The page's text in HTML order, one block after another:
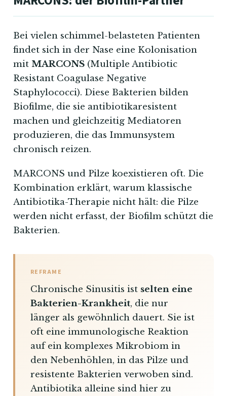
Bei vielen schimmel-belasteten Patienten
findet sich in der Nase eine Kolonisation
mit MARCONS (Multiple Antibiotic
Resistant Coagulase Negative
Staphylococci). Diese Bakterien bilden
Biofilme, die sie antibiotikaresistent
machen und gleichzeitig Mediatoren
produzieren, die das Immunsystem
chronisch reizen.
MARCONS und Pilze koexistieren oft. Die
Kombination erklärt, warum klassische
Antibiotika-Therapie nicht hält: die Pilze
werden nicht erfasst, der Biofilm schützt die
Bakterien.
REFRAME
Chronische Sinusitis ist selten eine
Bakterien-Krankheit, die nur
länger als gewöhnlich dauert. Sie ist
oft eine immunologische Reaktion
auf ein komplexes Mikrobiom in
den Nebenhöhlen, in das Pilze und
resistente Bakterien verwoben sind.
Antibiotika alleine sind hier zu